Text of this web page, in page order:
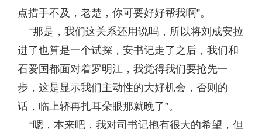
点措手不及，老楚，你可要好好帮我啊”。
“那是，我们这关系还用说吗，所以将刘成安拉
进了也算是一个试探，安书记走了之后，我们和
石爱国都面对着罗明江，我觉得我们要抢先一
步，这是显示我们主动性的大好机会，否则的
话，临上轿再扎耳朵眼那就晚了”。
“嗯，本来吧，我对司书记抱有很大的希望，但